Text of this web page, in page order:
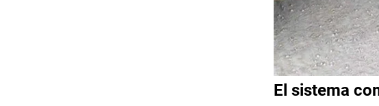
El sistema